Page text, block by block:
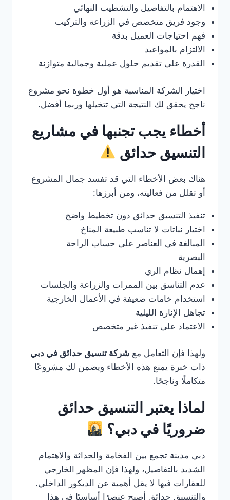
الاهتمام بالتفاصيل والتشطيب النهائي
وجود فريق متخصص في الزراعة والتركيب
فهم احتياجات العميل بدقة
الالتزام بالمواعيد
القدرة على تقديم حلول عملية وجمالية متوازنة
اختيار الشركة المناسبة هو أول خطوة نحو مشروع
ناجح يحقق لك النتيجة التي تتخيلها وربما أفضل.
أخطاء يجب تجنبها في مشاريع
التنسيق حدائق
هناك بعض الأخطاء التي قد تفسد جمال المشروع
أو تقلل من فعاليته، ومن أبرزها:
تنفيذ التنسيق حدائق دون تخطيط واضح
اختيار نباتات لا تناسب طبيعة المناخ
المبالغة في العناصر على حساب الراحة
البصرية
إهمال نظام الري
عدم التناسق بين الممرات والزراعة والجلسات
استخدام خامات ضعيفة في الأعمال الخارجية
تجاهل الإنارة الليلية
الاعتماد على تنفيذ غير متخصص
ولهذا فإن التعامل مع شركة تنسيق حدائق في دبي
ذات خبرة يمنع هذه الأخطاء ويضمن لك مشروعًا
متكاملًا وناجحًا.
لماذا يعتبر التنسيق حدائق
ضروريًا في دبي؟
دبي مدينة تجمع بين الفخامة والحداثة والاهتمام
الشديد بالتفاصيل، ولهذا فإن المظهر الخارجي
للعقارات فيها لا يقل أهمية عن الديكور الداخلي.
والتنسيق حدائق أصبح عنصرًا أساسيًا في هذا